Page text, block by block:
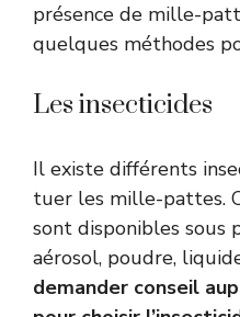
présence de mille-
quelques méthodes
Les insecticides
Il existe différents
tuer les mille-pattes.
sont disponibles sous
aérosol, poudre,
demander conseil